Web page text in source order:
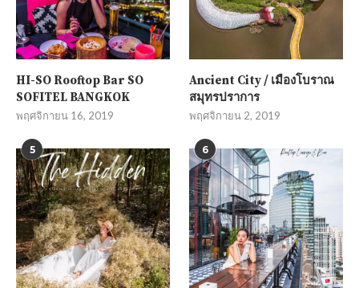
HI-SO Rooftop Bar SO
SOFITEL BANGKOK
พฤศจิกายน 16, 2019
Ancient City / เมืองโบราณ
สมุทรปราการ
พฤศจิกายน 2, 2019
5 6